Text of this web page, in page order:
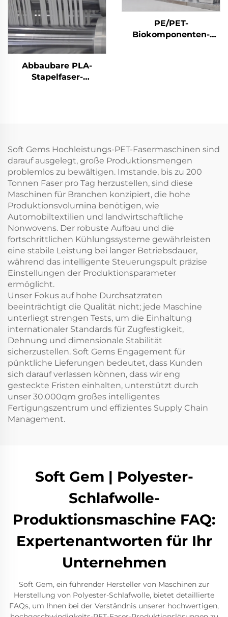
Abbaubare PLA-
Stapelfaser-
PE/PET-
Biokomponenten-
Soft Gems Hochleistungs-PET-Fasermaschinen sind
darauf ausgelegt, große Produktionsmengen
problemlos zu bewältigen. Imstande, bis zu 200
Tonnen Faser pro Tag herzustellen, sind diese
Maschinen für Branchen konzipiert, die hohe
Produktionsvolumina benötigen, wie
Automobiltextilien und landwirtschaftliche
Nonwovens. Der robuste Aufbau und die
fortschrittlichen Kühlungssysteme gewährleisten
eine stabile Leistung bei langer Betriebsdauer,
während das intelligente Steuerungspult präzise
Einstellungen der Produktionsparameter
ermöglicht.
Unser Fokus auf hohe Durchsatzraten
beeinträchtigt die Qualität nicht; jede Maschine
unterliegt strengen Tests, um die Einhaltung
internationaler Standards für Zugfestigkeit,
Dehnung und dimensionale Stabilität
sicherzustellen. Soft Gems Engagement für
pünktliche Lieferungen bedeutet, dass Kunden
sich darauf verlassen können, dass wir eng
gesteckte Fristen einhalten, unterstützt durch
unser 30.000qm großes intelligentes
Fertigungszentrum und effizientes Supply Chain
Management.
Soft Gem | Polyester-
Schlafwolle-
Produktionsmaschine FAQ:
Expertenantworten für Ihr
Unternehmen
Soft Gem, ein führender Hersteller von Maschinen zur
Herstellung von Polyester-Schlafwolle, bietet detaillierte
FAQs, um Ihnen bei der Verständnis unserer hochwertigen,